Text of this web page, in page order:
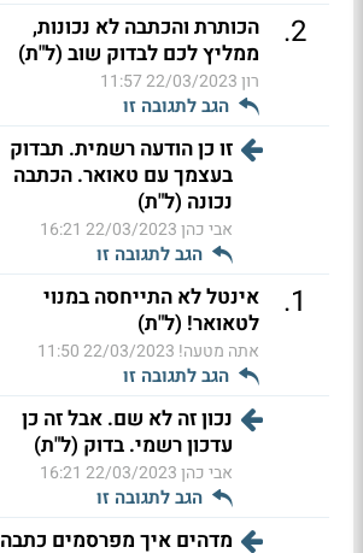
2
.
הכותרת והכתבה לא נכונות,
ממליץ לכם לבדוק שוב (ל"ת)
רון22/03/2023 11:57
הגב לתגובה זו
זו כן הודעה רשמית. תבדוק
בעצמך עם טאואר. הכתבה
נכונה (ל"ת)
אבי כהן22/03/2023 16:21
הגב לתגובה זו
1
.
אינטל לא התייחסה במנוי
לטאואר! (ל"ת)
אתה מטעה! 22/03/2023 11:50
הגב לתגובה זו
נכון זה לא שם. אבל זה כן
עדכון רשמי. בדוק (ל"ת)
אבי כהן22/03/2023 16:21
הגב לתגובה זו
מדהים איך מפרסמים כתבה